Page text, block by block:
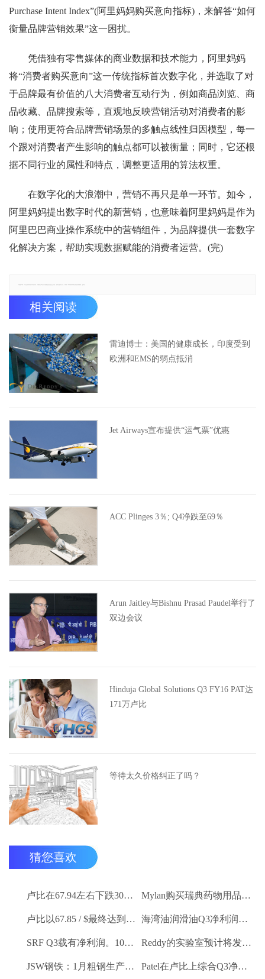
Purchase Intent Index”(阿里妈妈购买意向指标)，来解答“如何
衡量品牌营销效果”这一困扰。
凭借独有零售媒体的商业数据和技术能力，阿里妈妈
将“消费者购买意向”这一传统指标首次数字化，并选取了对
于品牌最有价值的八大消费者互动行为，例如商品浏览、商
品收藏、品牌搜索等，直观地反映营销活动对消费者的影
响；使用更符合品牌营销场景的多触点线性归因模型，每一
个跟对消费者产生影响的触点都可以被衡量；同时，它还根
据不同行业的属性和特点，调整更适用的算法权重。
在数字化的大浪潮中，营销不再只是单一环节。如今，
阿里妈妈提出数字时代的新营销，也意味着阿里妈妈是作为
阿里巴巴商业操作系统中的营销组件，为品牌提供一套数字
化解决方案，帮助实现数据赋能的消费者运营。(完)
相关阅读
雷迪博士：美国的健康成长，印度受到
欧洲和EMS的弱点抵消
Jet Airways宣布提供“运气票”优惠
ACC Plinges 3％; Q4净跌至69％
Arun Jaitley与Bishnu Prasad Paudel举行了
双边会议
Hinduja Global Solutions Q3 FY16 PAT达
171万卢比
等待太久价格纠正了吗？
猜您喜欢
卢比在67.94左右下跌30杆，反对美元 Mylan购买瑞典药物用品Meda
卢比以67.85 / $最终达到5杆 海湾油润滑油Q3净利润卢比。26.2亿卢比
SRF Q3载有净利润。100.6亿卢比 Reddy的实验室预计将发布令人印象深刻的Q3号码
JSW钢铁：1月粗钢生产9.27 LK吨 Patel在卢比上综合Q3净利润。2.1亿卢比